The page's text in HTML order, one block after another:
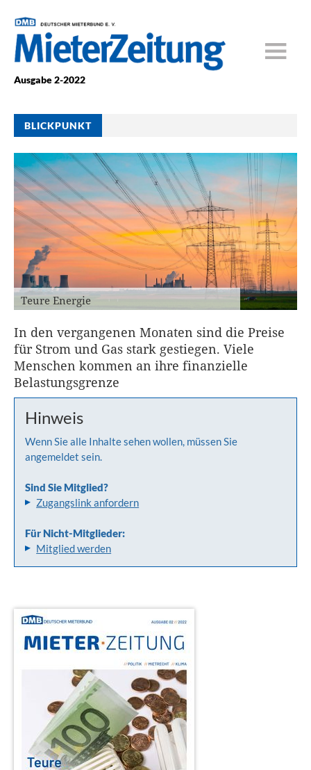
Ausgabe 2-2022
BLICKPUNKT
Teure Energie
In den vergangenen Monaten sind die Preise
für Strom und Gas stark gestiegen. Viele
Menschen kommen an ihre finanzielle
Belastungsgrenze
Hinweis
Wenn Sie alle Inhalte sehen wollen, müssen Sie
angemeldet sein.
Sind Sie Mitglied?
Zugangslink anfordern
Für Nicht-Mitglieder:
Mitglied werden